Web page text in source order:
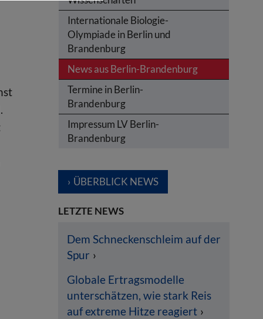
Internationale Biologie-
Olympiade in Berlin und
Brandenburg
News aus Berlin-Brandenburg
Termine in Berlin-
Brandenburg
Impressum LV Berlin-
Brandenburg
ÜBERBLICK NEWS
LETZTE NEWS
Dem Schneckenschleim auf der
Spur
Globale Ertragsmodelle
unterschätzen, wie stark Reis
auf extreme Hitze reagiert